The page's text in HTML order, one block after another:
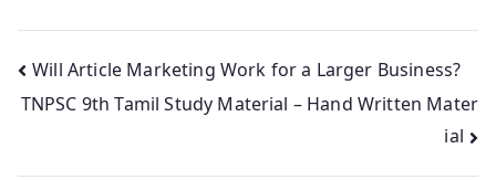
Post
navigation
Will Article Marketing Work for a Larger Business?
TNPSC 9th Tamil Study Material – Hand Written Mater
ial